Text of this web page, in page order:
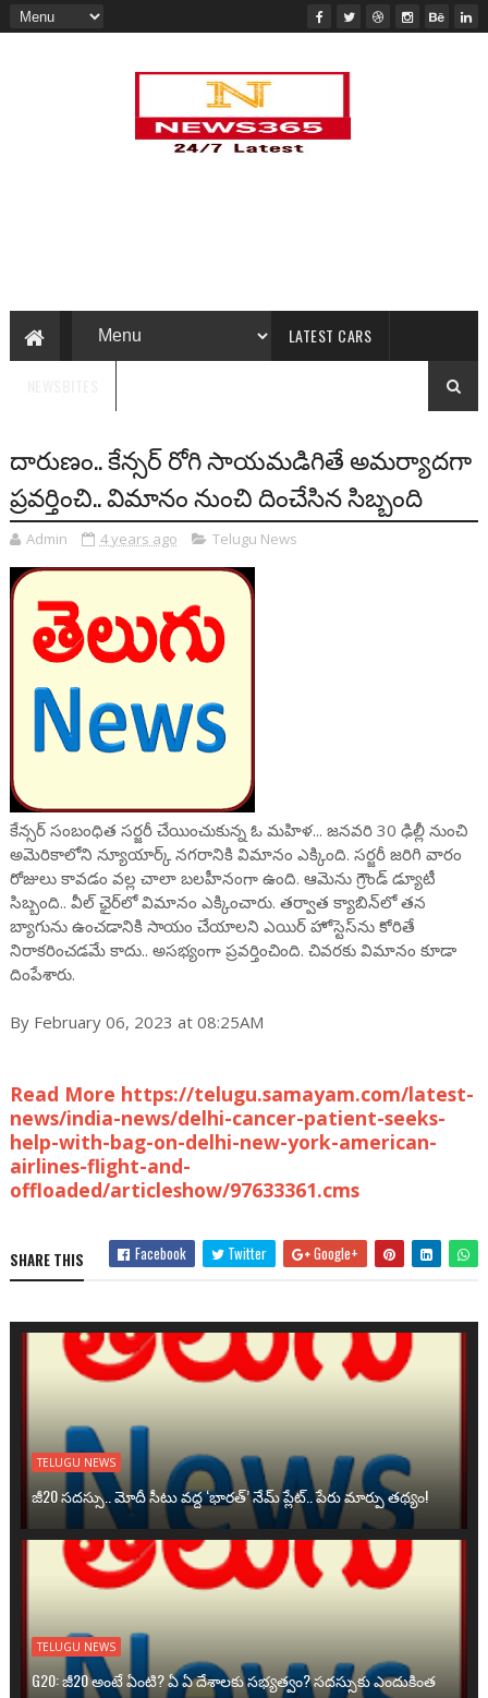
LATEST CARS
దారుణం.. కేన్సర్ రోగి సాయమడిగితే అమర్యాదగా
ప్రవర్తించి.. విమానం నుంచి దించేసిన సిబ్బంది
Admin 4 years ago Telugu News
కేన్సర్ సంబంధిత సర్జరీ చేయించుకున్న ఓ మహిళ... జనవరి 30 ఢిల్లీ నుంచి
అమెరికాలోని న్యూయార్క్ నగరానికి విమానం ఎక్కింది. సర్జరీ జరిగి వారం
రోజులు కావడం వల్ల చాలా బలహీనంగా ఉంది. ఆమెను గ్రౌండ్ డ్యూటీ
సిబ్బంది.. వీల్ ఛైర్‌లో విమానం ఎక్కించారు. తర్వాత క్యాబిన్‌లో తన
బ్యాగును ఉంచడానికి సాయం చేయాలని ఎయిర్‌ హోస్టెస్‌ను కోరితే
నిరాకరించడమే కాదు.. అసభ్యంగా ప్రవర్తించింది. చివరకు విమానం కూడా
దింపేశారు.
By February 06, 2023 at 08:25AM
Read More https://telugu.samayam.com/latest-
news/india-news/delhi-cancer-patient-seeks-
help-with-bag-on-delhi-new-york-american-
airlines-flight-and-
offloaded/articleshow/97633361.cms
SHARE THIS Facebook Twitter Google+
TELUGU NEWS
జీ20 సదస్సు.. మోదీ సీటు వద్ద ‘భారత్’ నేమ్ ప్లేట్‌.. పేరు మార్పు తథ్యం!
TELUGU NEWS
G20: జీ20 అంటే ఏంటి? ఏ ఏ దేశాలకు సభ్యత్వం? సదస్సుకు ఎందుకింత